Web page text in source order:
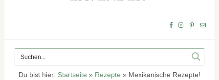
Du bist hier: Startseite » Rezepte » Mexikanische Rezepte!